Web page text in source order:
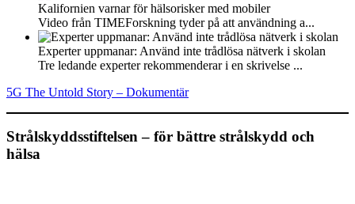
Kalifornien varnar för hälsorisker med mobiler
Video från TIMEForskning tyder på att användning a...
Experter uppmanar: Använd inte trådlösa nätverk i skolan
Tre ledande experter rekommenderar i en skrivelse ...
5G The Untold Story – Dokumentär
Strålskyddsstiftelsen – för bättre strålskydd och
hälsa